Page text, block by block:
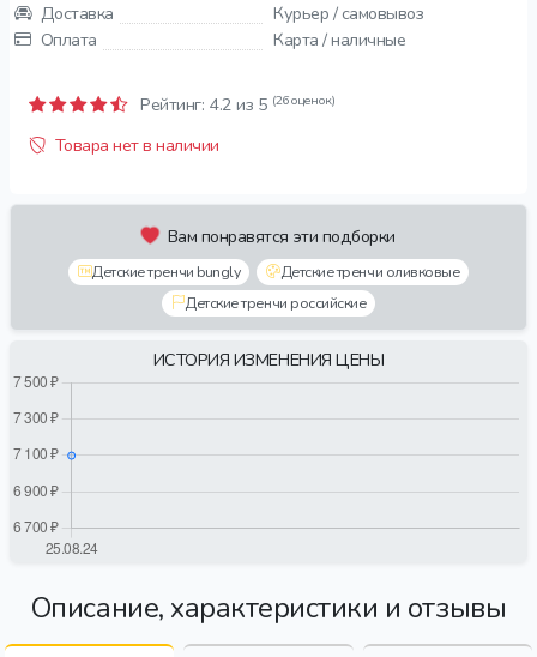
Доставка
Курьер / самовывоз
Оплата
Карта / наличные
Рейтинг: 4.2 из 5 (26 оценок)
Товара нет в наличии
Вам понравятся эти подборки
Детские тренчи bungly
Детские тренчи оливковые
Детские тренчи российские
ИСТОРИЯ ИЗМЕНЕНИЯ ЦЕНЫ
Описание, характеристики и отзывы